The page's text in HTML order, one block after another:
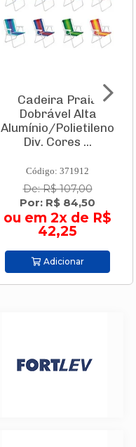
Cadeira Praia
Dobrável Alta
Alumínio/Polietileno
Div. Cores ...
Código: 371912
De: R$ 107,00
Por: R$ 84,50
ou em 2x de R$
42,25
Adicionar